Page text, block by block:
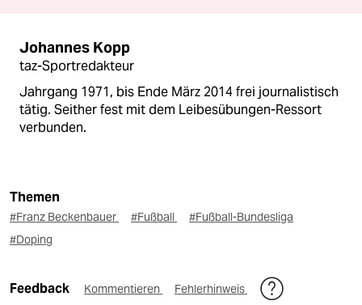
Johannes Kopp
taz-Sportredakteur
Jahrgang 1971, bis Ende März 2014 frei journalistisch
tätig. Seither fest mit dem Leibesübungen-Ressort
verbunden.
Themen
#Franz Beckenbauer #Fußball
#Fußball-Bundesliga
#Doping
Feedback Kommentieren Fehlerhinweis